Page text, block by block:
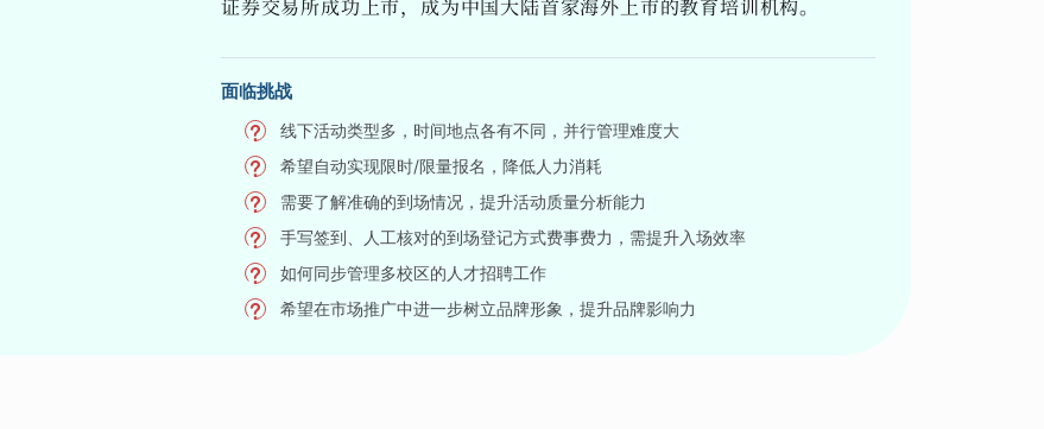
证券交易所成功上市，成为中国大陆首家海外上市的教育培训机构。
面临挑战
线下活动类型多，时间地点各有不同，并行管理难度大
希望自动实现限时/限量报名，降低人力消耗
需要了解准确的到场情况，提升活动质量分析能力
手写签到、人工核对的到场登记方式费事费力，需提升入场效率
如何同步管理多校区的人才招聘工作
希望在市场推广中进一步树立品牌形象，提升品牌影响力